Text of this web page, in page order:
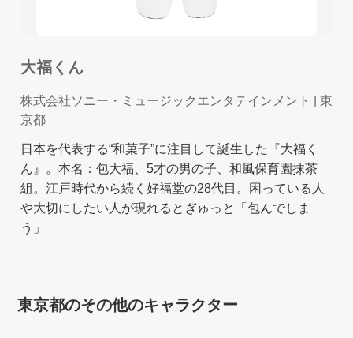
大福くん
株式会社ソニー・ミュージックエンタテインメント
| 東
京都
日本を代表する“和菓子”に注目して誕生した『大福く
ん』。本名：包大福、5才の男の子、和風保育園抹茶
組。江戸時代から続く好福堂の28代目。困っている人
や大切にしたい人が現れるとぎゅっと「包んでしま
う」
東京都のその他のキャラクター